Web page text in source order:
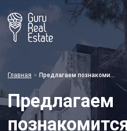
Главная Предлагаем познакомится с Villa Hepburn – путь к здоровому и гармоничному образу жизни.
Предлагаем